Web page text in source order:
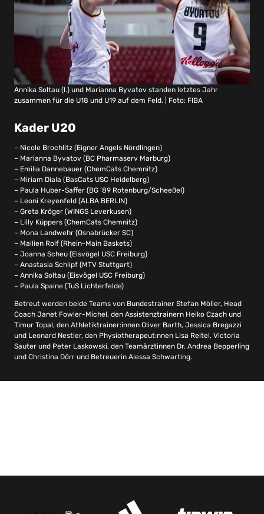
Annika Soltau (l.) und Marianna Byvatov standen letztes Jahr
zusammen für die U18 und U19 auf dem Feld. | Foto: FIBA
Kader U20
– Nicole Brochlitz (Eigner Angels Nördlingen)
– Marianna Byvatov (BC Pharmaserv Marburg)
– Emilia Dannebauer (ChemCats Chemnitz)
– Miriam Diala (BasCats USC Heidelberg)
– Paula Huber-Saffer (BG ’89 Rotenburg/Scheeßel)
– Leoni Kreyenfeld (ALBA BERLIN)
– Greta Kröger (WINGS Leverkusen)
– Lilly Küppers (ChemCats Chemnitz)
– Mona Landwehr (Osnabrücker SC)
– Mailien Rolf (Rhein-Main Baskets)
– Joanna Scheu (Eisvögel USC Freiburg)
– Anastasia Schlipf (MTV Stuttgart)
– Annika Soltau (Eisvögel USC Freiburg)
– Paula Spaine (TuS Lichterfelde)
Betreut werden beide Teams von Bundestrainer Stefan Möller, Head
Coach Janet Fowler-Michel, den Assistenztrainern Heiko Czach und
Timur Topal, den Athletiktrainer:innen Oliver Barth, Jessica Bregazzi
und Leonard Nestler, den Physiotherapeut:nnen Lisa Reitel, Victoria
Sauter und Peter Laskowski, den Teamärztinnen Dr. Andrea Bepperling
und Christina Dörr und Betreuerin Alessa Schwarting.